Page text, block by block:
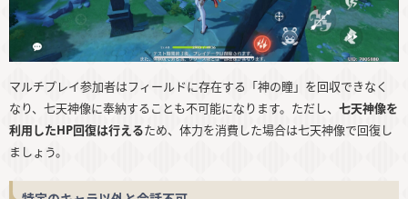
マルチプレイ参加者はフィールドに存在する「神の瞳」を回収できなく
なり、七天神像に奉納することも不可能になります。ただし、 七天神像を
利用したHP回復は行えるため、体力を消費した場合は七天神像で回復し
ましょう。